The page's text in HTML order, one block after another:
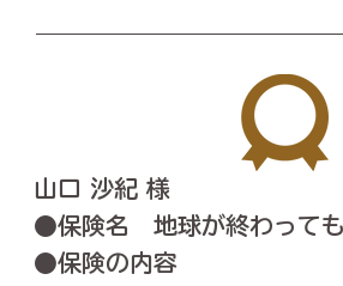
山口 沙紀 様
​●保険名 地球が終わって
●保険の内容